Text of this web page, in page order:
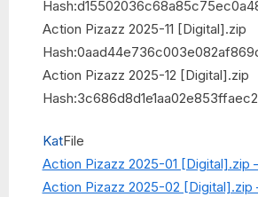
Action Pizazz 2025-11 [Digital].zip
Action Pizazz 2025-12 [Digital].zip
KatFile
Action Pizazz 2025-01 [Digital].zip
Action Pizazz 2025-02 [Digital].zip